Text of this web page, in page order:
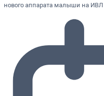
нового аппарата малыши на